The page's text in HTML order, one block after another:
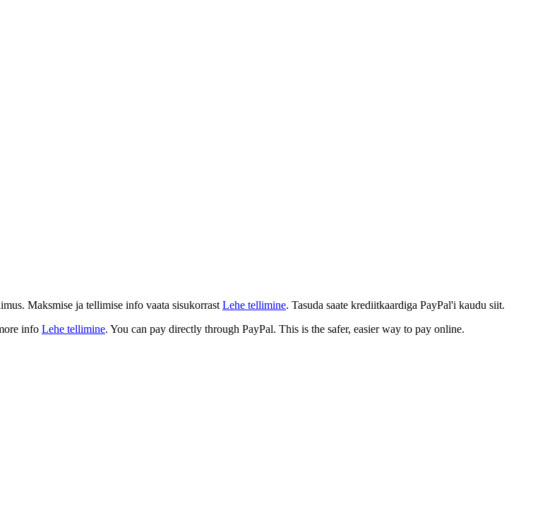
Maksmise ja tellimise info vaata sisukorrast Lehe tellimine. Tasuda saate krediitkaardiga PayPal'i kaudu siit.
info Lehe tellimine. You can pay directly through PayPal. This is the safer, easier way to pay online.